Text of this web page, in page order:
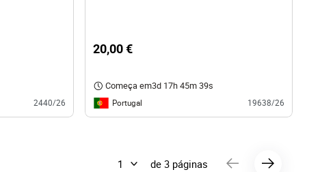
2440/26
20,00 €
Começa em3d 17h 45m 38s
Portugal 19638/26
de 3 páginas